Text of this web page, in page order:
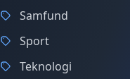
Samfund
Sport
Teknologi